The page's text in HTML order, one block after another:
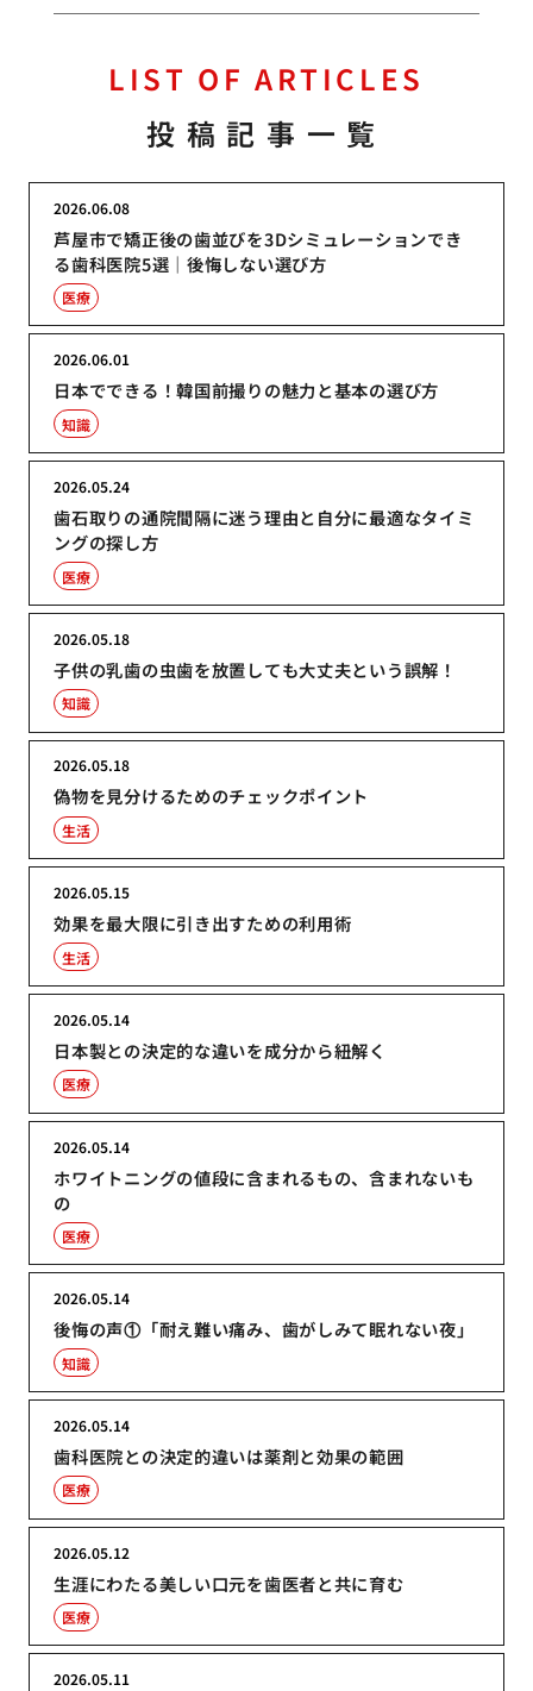
LIST OF ARTICLES
投稿記事一覧
芦屋市で矯正後の歯並びを3Dシミュレーションでき
る歯科医院5選｜後悔しない選び方
2026.06.08
医療
日本でできる！韓国前撮りの魅力と基本の選び方
2026.06.01
知識
歯石取りの通院間隔に迷う理由と自分に最適なタイミ
ングの探し方
2026.05.24
医療
子供の乳歯の虫歯を放置しても大丈夫という誤解！
2026.05.18
知識
偽物を見分けるためのチェックポイント
2026.05.18
生活
効果を最大限に引き出すための利用術
2026.05.15
生活
日本製との決定的な違いを成分から紐解く
2026.05.14
医療
ホワイトニングの値段に含まれるもの、含まれないも
の
2026.05.14
医療
後悔の声①「耐え難い痛み、歯がしみて眠れない夜」
2026.05.14
知識
歯科医院との決定的違いは薬剤と効果の範囲
2026.05.14
医療
生涯にわたる美しい口元を歯医者と共に育む
2026.05.12
医療
2026.05.11